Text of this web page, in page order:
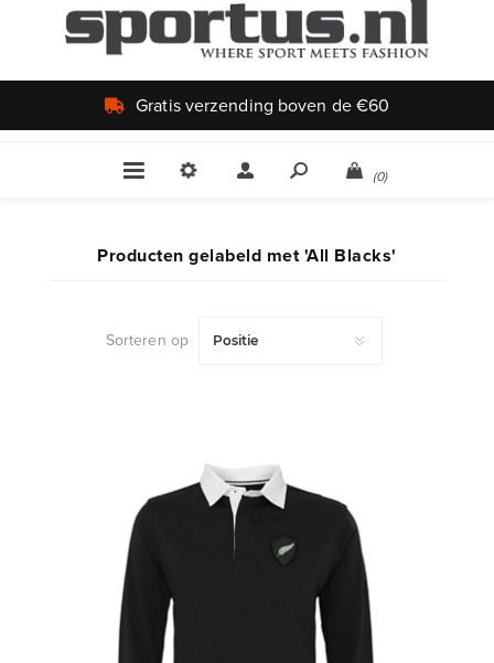
Uniek aanbod
(0)
Producten gelabeld met 'All Blacks'
Sorteren op